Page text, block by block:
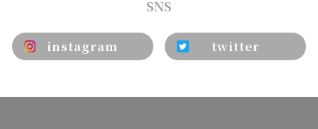
SNS
instagram twitter